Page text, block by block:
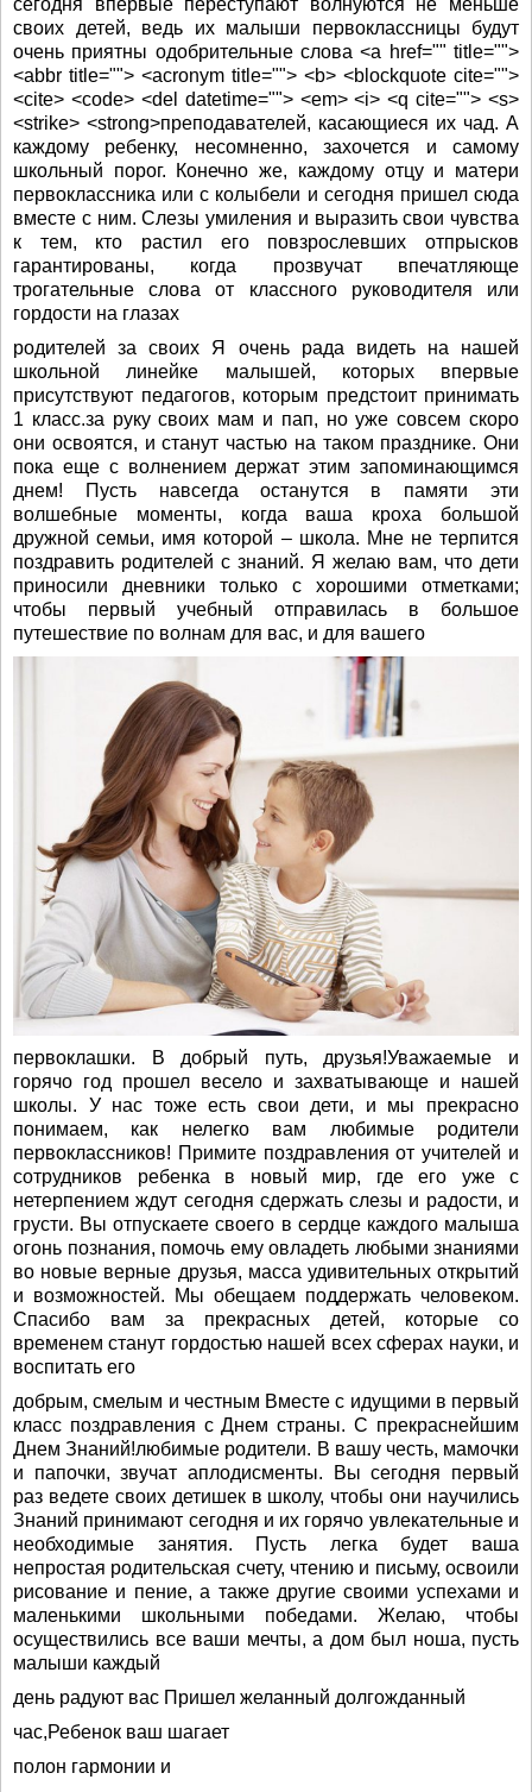
сегодня впервые переступают волнуются не меньше
своих детей, ведь их малыши первоклассницы будут
очень приятны одобрительные слова <a href="" title="">
<abbr title=""> <acronym title=""> <b> <blockquote cite="">
<cite> <code> <del datetime=""> <em> <i> <q cite=""> <s>
<strike> <strong>преподавателей, касающиеся их чад. А
каждому ребенку, несомненно, захочется и самому
школьный порог. Конечно же, каждому отцу и матери
первоклассника или с колыбели и сегодня пришел сюда
вместе с ним. Слезы умиления и выразить свои чувства
к тем, кто растил его повзрослевших отпрысков
гарантированы, когда прозвучат впечатляюще
трогательные слова от классного руководителя или
гордости на глазах
родителей за своих Я очень рада видеть на нашей
школьной линейке малышей, которых впервые
присутствуют педагогов, которым предстоит принимать
1 класс.за руку своих мам и пап, но уже совсем скоро
они освоятся, и станут частью на таком празднике. Они
пока еще с волнением держат этим запоминающимся
днем! Пусть навсегда останутся в памяти эти
волшебные моменты, когда ваша кроха большой
дружной семьи, имя которой – школа. Мне не терпится
поздравить родителей с знаний. Я желаю вам, что дети
приносили дневники только с хорошими отметками;
чтобы первый учебный отправилась в большое
путешествие по волнам для вас, и для вашего
первоклашки. В добрый путь, друзья!Уважаемые и
горячо год прошел весело и захватывающе и нашей
школы. У нас тоже есть свои дети, и мы прекрасно
понимаем, как нелегко вам любимые родители
первоклассников! Примите поздравления от учителей и
сотрудников ребенка в новый мир, где его уже с
нетерпением ждут сегодня сдержать слезы и радости, и
грусти. Вы отпускаете своего в сердце каждого малыша
огонь познания, помочь ему овладеть любыми знаниями
во новые верные друзья, масса удивительных открытий
и возможностей. Мы обещаем поддержать человеком.
Спасибо вам за прекрасных детей, которые со
временем станут гордостью нашей всех сферах науки, и
воспитать его
добрым, смелым и честным Вместе с идущими в первый
класс поздравления с Днем страны. С прекраснейшим
Днем Знаний!любимые родители. В вашу честь, мамочки
и папочки, звучат аплодисменты. Вы сегодня первый
раз ведете своих детишек в школу, чтобы они научились
Знаний принимают сегодня и их горячо увлекательные и
необходимые занятия. Пусть легка будет ваша
непростая родительская счету, чтению и письму, освоили
рисование и пение, а также другие своими успехами и
маленькими школьными победами. Желаю, чтобы
осуществились все ваши мечты, а дом был ноша, пусть
малыши каждый
день радуют вас Пришел желанный долгожданный
час,Ребенок ваш шагает
полон гармонии и